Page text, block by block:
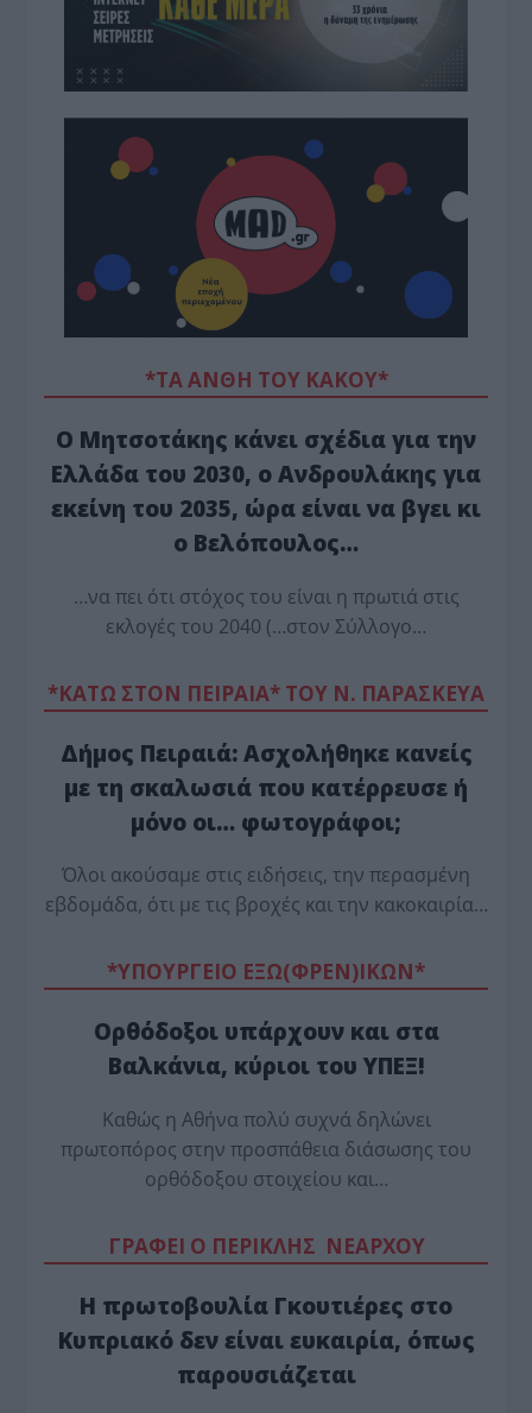
*ΤΑ ΆΝΘΗ ΤΟΥ ΚΑΚΟΎ*
Ο Μητσοτάκης κάνει σχέδια για την
Ελλάδα του 2030, ο Ανδρουλάκης για
εκείνη του 2035, ώρα είναι να βγει κι
ο Βελόπουλος…
…να πει ότι στόχος του είναι η πρωτιά στις
εκλογές του 2040 (…στον Σύλλογο…
*ΚΑΤΩ ΣΤΟΝ ΠΕΙΡΑΙΑ* ΤΟΥ Ν. ΠΑΡΑΣΚΕΥΑ
Δήμος Πειραιά: Ασχολήθηκε κανείς
με τη σκαλωσιά που κατέρρευσε ή
μόνο οι… φωτογράφοι;
Όλοι ακούσαμε στις ειδήσεις, την περασμένη
εβδομάδα, ότι με τις βροχές και την κακοκαιρία…
*ΥΠΟΥΡΓΕΙΟ ΕΞΩ(ΦΡΕΝ)ΙΚΩΝ*
Ορθόδοξοι υπάρχουν και στα
Βαλκάνια, κύριοι του ΥΠΕΞ!
Καθώς η Αθήνα πολύ συχνά δηλώνει
πρωτοπόρος στην προσπάθεια διάσωσης του
ορθόδοξου στοιχείου και…
ΓΡΑΦΕΙ Ο ΠΕΡΙΚΛΗΣ ΝΕΑΡΧΟΥ
Η πρωτοβουλία Γκουτιέρες στο
Κυπριακό δεν είναι ευκαιρία, όπως
παρουσιάζεται